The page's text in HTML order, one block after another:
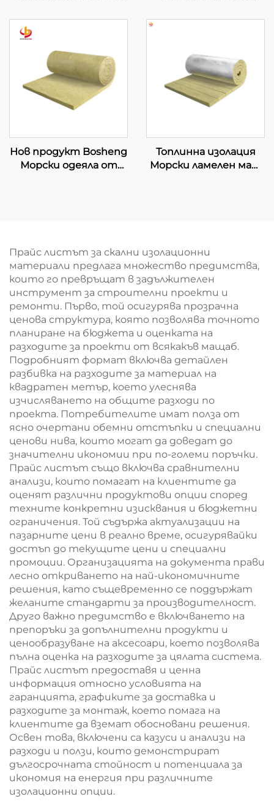
плоча от минерална
вълна Съединени
плочи от минерална
вълна Строителни
материали
топлинна изолация и
индустриална
изолационна обвивка
Нов продукт Bosheng
Морски одеяла от
базалтова каменна
вата
Топлинна изолация
Морски ламелен мат
Прайс листът за скални изолационни
материали предлага множество предимства,
които го превръщат в задължителен
инструмент за строителни проекти и
ремонти. Първо, той осигурява прозрачна
ценова структура, която позволява точното
планиране на бюджета и оценката на
разходите за проекти от всякакъв мащаб.
Подробният формат включва детайлен
разбивка на разходите за материал на
квадратен метър, което улеснява
изчисляването на общите разходи по
проекта. Потребителите имат полза от
ясно очертани обемни отстъпки и специални
ценови нива, които могат да доведат до
значителни икономии при по-големи поръчки.
Прайс листът също включва сравнителни
анализи, които помагат на клиентите да
оценят различни продуктови опции според
техните конкретни изисквания и бюджетни
ограничения. Той съдържа актуализации на
пазарните цени в реално време, осигурявайки
достъп до текущите цени и специални
промоции. Организацията на документа прави
лесно откриването на най-икономичните
решения, като същевременно се поддържат
желаните стандарти за производителност.
Друго важно предимство е включването на
препоръки за допълнителни продукти и
ценообразуване на аксесоари, което позволява
пълна оценка на разходите за цялата система.
Прайс листът предоставя и ценна
информация относно условията на
гаранцията, графиките за доставка и
разходите за монтаж, което помага на
клиентите да вземат обосновани решения.
Освен това, включени са казуси и анализи на
разходи и ползи, които демонстрират
дългосрочната стойност и потенциала за
икономия на енергия при различните
изолационни опции.